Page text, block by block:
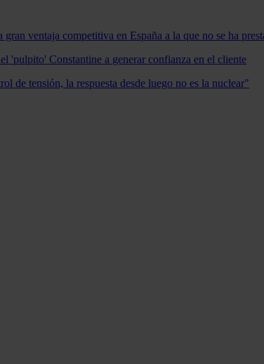
ventaja competitiva en España a la que no se ha
'pulpito' Constantine a generar confianza en el cliente
de tensión, la respuesta desde luego no es la nuclear"